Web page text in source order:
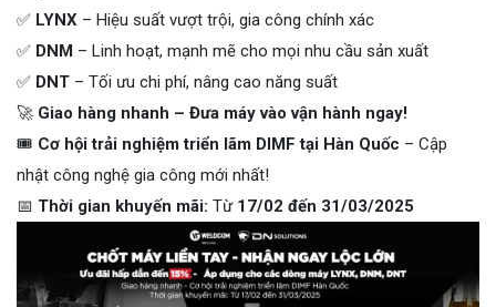
✅ LYNX – Hiệu suất vượt trội, gia công chính xác
✅ DNM – Linh hoạt, mạnh mẽ cho mọi nhu cầu sản xuất
✅ DNT – Tối ưu chi phí, nâng cao năng suất
🚀 Giao hàng nhanh – Đưa máy vào vận hành ngay!
🎟 Cơ hội trải nghiệm triển lãm DIMF tại Hàn Quốc – Cập
nhật công nghệ gia công mới nhất!
📅 Thời gian khuyến mãi: Từ 17/02 đến 31/03/2025